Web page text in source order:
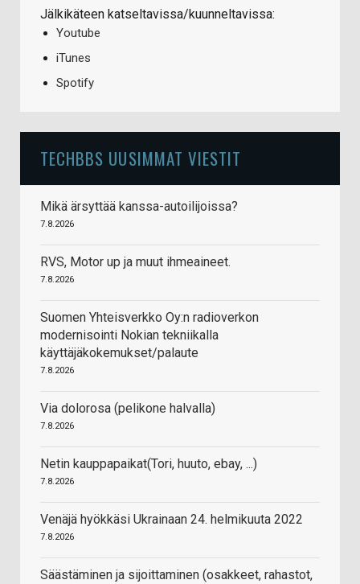
Jälkikäteen katseltavissa/kuunneltavissa:
Youtube
iTunes
Spotify
TECHBBS UUSIMMAT VIESTIT
Mikä ärsyttää kanssa-autoilijoissa?
7.8.2026
RVS, Motor up ja muut ihmeaineet.
7.8.2026
Suomen Yhteisverkko Oy:n radioverkon
modernisointi Nokian tekniikalla
käyttäjäkokemukset/palaute
7.8.2026
Via dolorosa (pelikone halvalla)
7.8.2026
Netin kauppapaikat(Tori, huuto, ebay, ...)
7.8.2026
Venäjä hyökkäsi Ukrainaan 24. helmikuuta 2022
7.8.2026
Säästäminen ja sijoittaminen (osakkeet, rahastot,